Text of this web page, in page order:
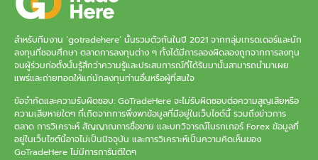
สำหรับทีมงาน ‘gotradehere’ นั้นรวมตัวกันในปี 2021 จากกลุ่มเทรดเดอร์และนัก
ลงทุนที่ชอบศึกษา ตลาดการลงทุนต่าง ๆ ทั้งได้มีการลองผิดลองถูกจากการลงทุน
จนผู้ร่วมก่อตั้งนั้นรู้สึกว่าความรู้และประสบการณ์ที่ได้รับมานั้นสามารถนำมาเผย
แพร่และถ่ายทอดให้แก่นักลงทุนท่านอื่นหรือผู้ที่สนใจ
ข้อจำกัดและความรับผิดชอบ: GoTradeHere จะไม่รับผิดชอบต่อความสูญเสียหรือ
ความเสียหายใดๆ ที่เกิดจากการพึ่งพาข้อมูลที่มีอยู่ในเว็บไซต์นี้ รวมถึงข่าวการ
ตลาด การวิเคราะห์ สัญญาณการซื้อขาย และบทวิจารณ์โบรกเกอร์ Forex ข้อมูลที่
อยู่ในเว็บไซต์นี้อาจไม่เป็นปัจจุบัน และการวิเคราะห์เป็นความคิดเห็นของ
GoTradeHere ไม่มีการการันตีใดๆ